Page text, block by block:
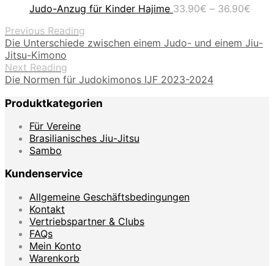
Judo-Anzug für Kinder Hajime 33.90€ – 36.90€
Previous Reading
Die Unterschiede zwischen einem Judo- und einem Jiu-
Jitsu-Kimono
Next Reading
Die Normen für Judokimonos IJF 2023-2024
Produktkategorien
Für Vereine
Brasilianisches Jiu-Jitsu
Sambo
Kundenservice
Allgemeine Geschäftsbedingungen
Kontakt
Vertriebspartner & Clubs
FAQs
Mein Konto
Warenkorb